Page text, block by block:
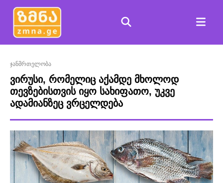
ჯანმრთელობა
ვირუსი, რომელიც აქამდე მხოლოდ
თევზებისთვის იყო სახიფათო, უკვე
ადამიანზეც ვრცელდება